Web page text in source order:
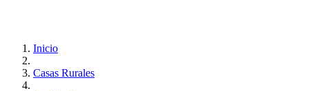
Inicio
Casas Rurales